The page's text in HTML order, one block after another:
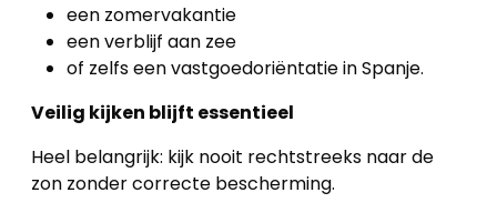
een zomervakantie
een verblijf aan zee
of zelfs een vastgoedoriëntatie in Spanje.
Veilig kijken blijft essentieel
Heel belangrijk: kijk nooit rechtstreeks naar de
zon zonder correcte bescherming.